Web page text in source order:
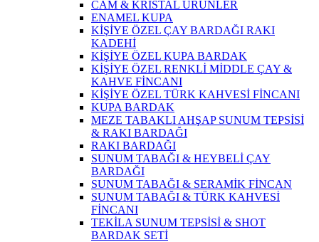
CAM & KRİSTAL ÜRÜNLER
ENAMEL KUPA
KİŞİYE ÖZEL ÇAY BARDAĞI RAKI
KADEHİ
KİŞİYE ÖZEL KUPA BARDAK
KİŞİYE ÖZEL RENKLİ MİDDLE ÇAY &
KAHVE FİNCANI
KİŞİYE ÖZEL TÜRK KAHVESİ FİNCANI
KUPA BARDAK
MEZE TABAKLI AHŞAP SUNUM TEPSİSİ
& RAKI BARDAĞI
RAKI BARDAĞI
SUNUM TABAĞI & HEYBELİ ÇAY
BARDAĞI
SUNUM TABAĞI & SERAMİK FİNCAN
SUNUM TABAĞI & TÜRK KAHVESİ
FİNCANI
TEKİLA SUNUM TEPSİSİ & SHOT
BARDAK SETİ